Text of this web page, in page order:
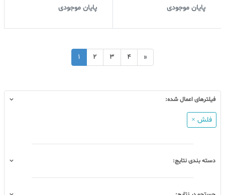
پایان موجودی پایان موجودی
3 4
فیلترهای اعمال شده:
فلش ×
دسته بندی نتایج: